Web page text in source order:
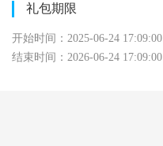
礼包期限
开始时间：2025-06-24 17:09:00
结束时间：2026-06-24 17:09:00